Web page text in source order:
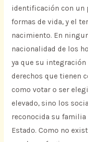
identificación con un
formas de vida, y el
nacimiento. En
nacionalidad de los
ya que su integración
derechos que tienen
como votar o ser
elevado, sino los
reconocida su familia
Estado. Como no